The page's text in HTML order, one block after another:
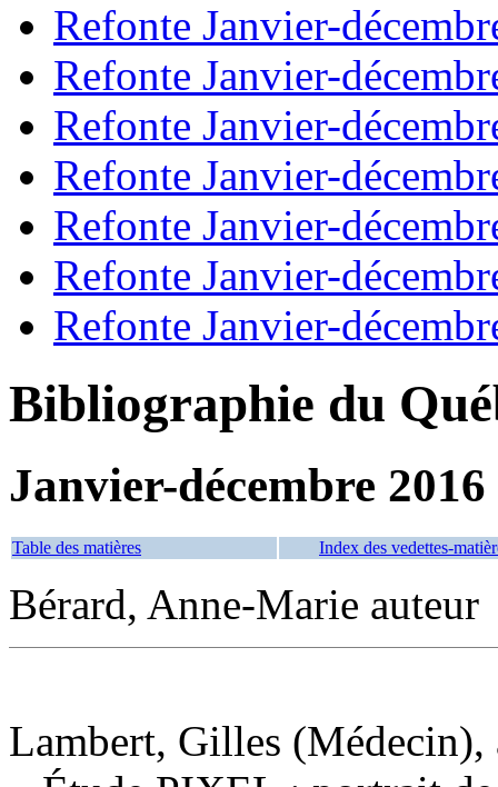
Refonte Janvier-
Refonte Janvier-
Refonte Janvier-
Refonte Janvier-
Refonte Janvier-
Refonte Janvier-
Refonte Janvier-
Bibliographie du
Janvier-décembre 2016
Table des matières Index des vedettes-
Bérard, Anne-Marie auteur
Lambert, Gilles (Médecin),